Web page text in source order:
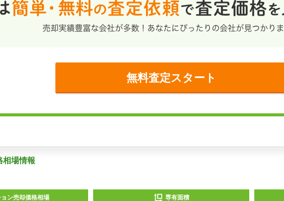
無料査定スタート
相場情報
ン売却価格相場 専有面積